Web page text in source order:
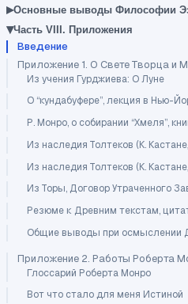
▸Основные выводы Философии
▾Часть VIII. Приложения
Введение
Приложение 1. О Свете Творца и
Из учения Гурджиева: О Луне
О “кундабуфере”, лекция в Нью-
Р. Монро, о собирании “Хмеля”,
Из наследия Толтеков (К.
Из наследия Толтеков (К.
Из Торы, Договор Утраченного
Резюме к Древним текстам,
Общие выводы при осмыслении
Приложение 2. Работы Роберта
Глоссарий Роберта Монро
Вот что стало для меня Истиной